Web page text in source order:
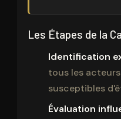
Les Étapes de la
Identification
tous les
susceptibles
Évaluation